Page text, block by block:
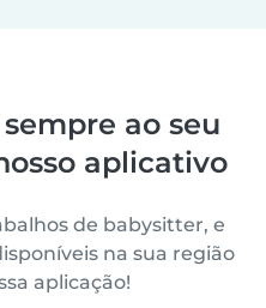
ao seu
aplicativo
de babysitter, e
na sua região
aplicação!